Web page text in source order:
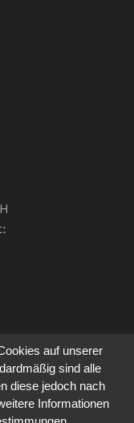
auf unserer
sind alle
diese jedoch nach
Informationen